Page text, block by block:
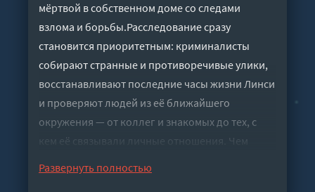
мёртвой в собственном доме со следами
взлома и борьбы.Расследование сразу
становится приоритетным: криминалисты
собирают странные и противоречивые улики,
восстанавливают последние часы жизни Линси
и проверяют людей из её ближайшего
окружения — от коллег и знакомых до тех, с
кем её связывали личные отношения. Чем
Развернуть полностью